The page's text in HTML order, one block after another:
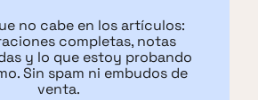
no cabe en los artículos:
completas, notas
y lo que estoy probando
Sin spam ni embudos de
venta.